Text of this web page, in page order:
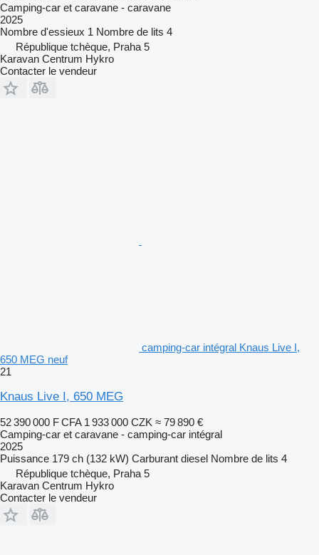
Camping-car et caravane - caravane
2025
Nombre d'essieux 1 Nombre de lits 4
République tchèque, Praha 5
Karavan Centrum Hykro
Contacter le vendeur
camping‐car intégral Knaus Live I,
650 MEG neuf
21
Knaus Live I, 650 MEG
52 390 000 F CFA 1 933 000 CZK ≈ 79 890 €
Camping-car et caravane - camping‐car intégral
2025
Puissance 179 ch (132 kW) Carburant diesel Nombre de lits 4
République tchèque, Praha 5
Karavan Centrum Hykro
Contacter le vendeur